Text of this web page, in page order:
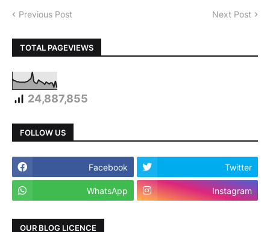
Previous Post Next Post
TOTAL PAGEVIEWS
24,887,855
FOLLOW US
Facebook Twitter
WhatsApp Instagram
OUR BLOG LICENCE